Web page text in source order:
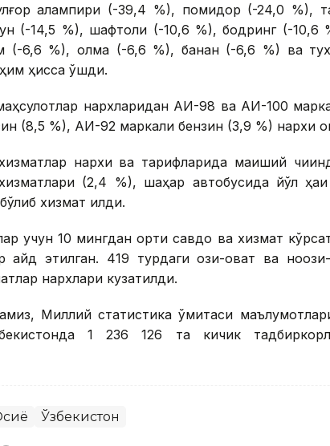
қалампири (-39,4 %), помидор (-24,0 %),
(-14,5 %), шафтоли (-10,6 %), бодринг (-10,6
(-6,6 %), олма (-6,6 %), банан (-6,6 %) ва
ҳисса қўшди.
маҳсулотлар нархларидан АИ-98 ва АИ-100
(8,5 %), АИ-92 маркали бензин (3,9 %) нархи
нархи ва тарифларида маиший
(2,4 %), шаҳар автобусида йўл
хизмат қилди.
учун 10 мингдан ортиқ савдо ва хизмат
қайд этилган. 419 турдаги озиқ-овқат ва
нархлари кузатилди.
Миллий статистика қўмитаси
1 236 126 та кичик
Ўзбекистон